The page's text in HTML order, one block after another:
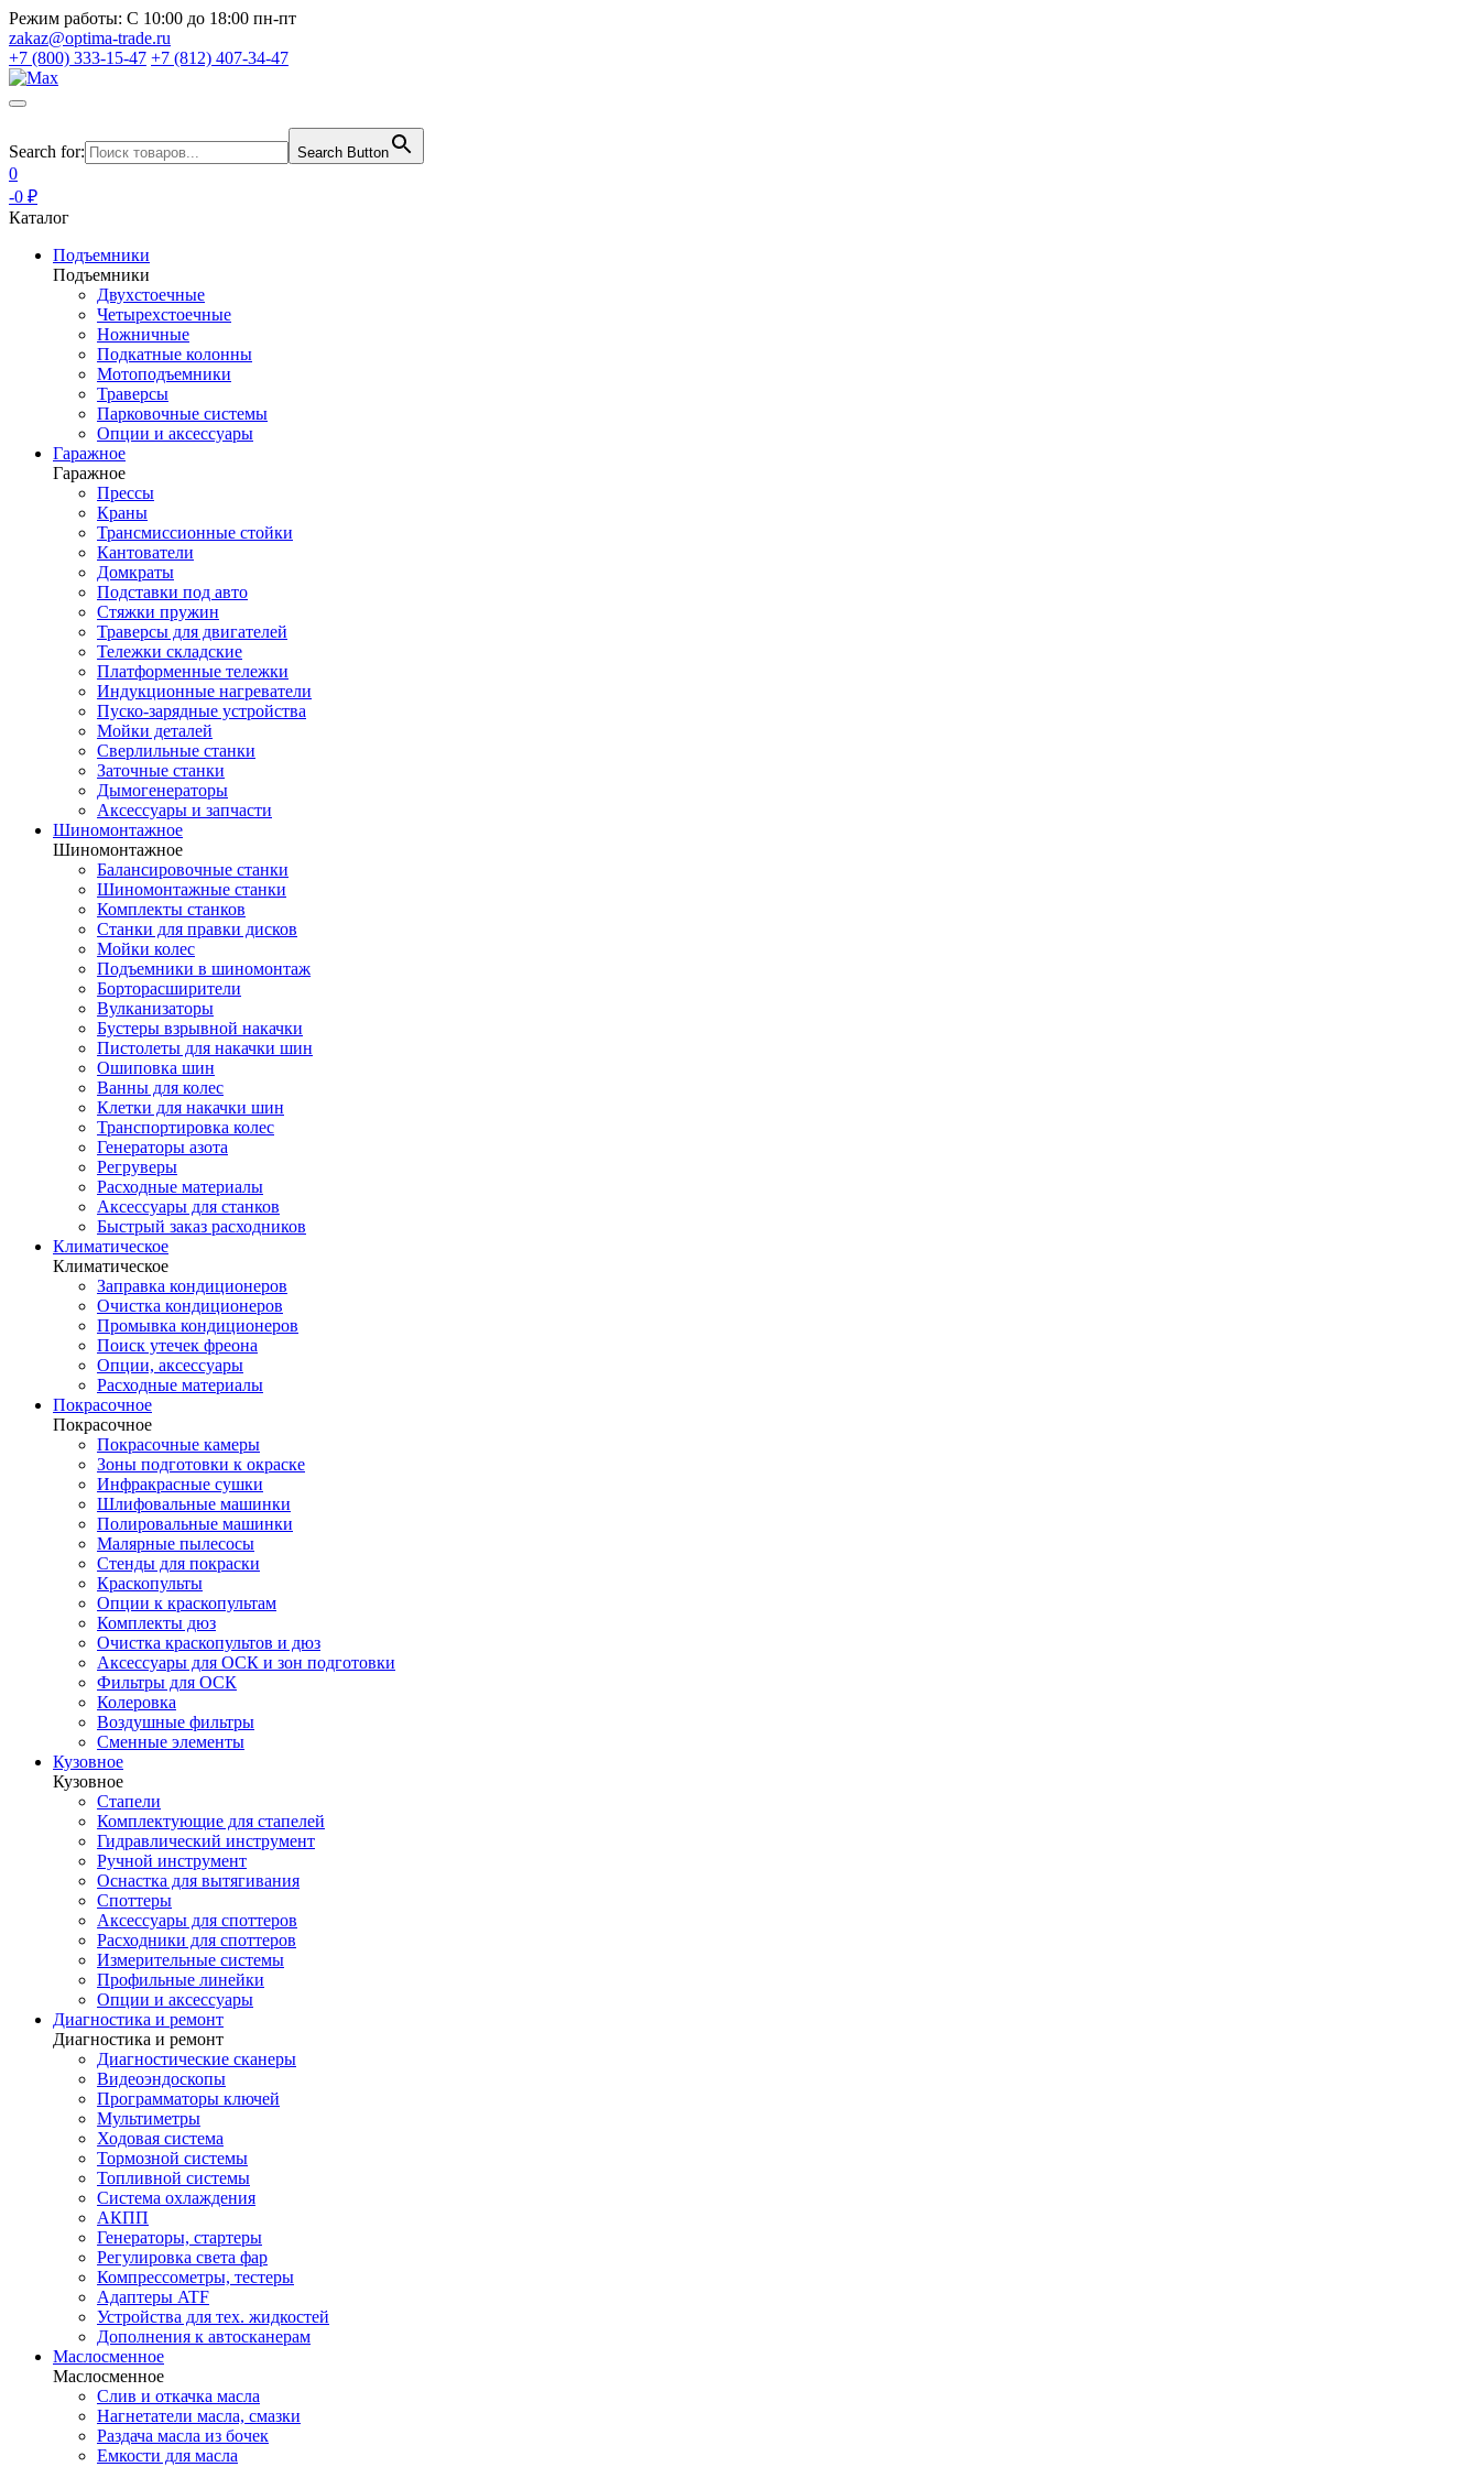
Режим работы: С 10:00 до 18:00 пн-пт
zakaz@optima-trade.ru
+7 (800) 333-15-47 +7 (812) 407-34-47
Search for: Search Button
0
-0 ₽
Каталог
Подъемники
Подъемники
Двухстоечные
Четырехстоечные
Ножничные
Подкатные колонны
Мотоподъемники
Траверсы
Парковочные системы
Опции и аксессуары
Гаражное
Гаражное
Прессы
Краны
Трансмиссионные стойки
Кантователи
Домкраты
Подставки под авто
Стяжки пружин
Траверсы для двигателей
Тележки складские
Платформенные тележки
Индукционные нагреватели
Пуско-зарядные устройства
Мойки деталей
Сверлильные станки
Заточные станки
Дымогенераторы
Аксессуары и запчасти
Шиномонтажное
Шиномонтажное
Балансировочные станки
Шиномонтажные станки
Комплекты станков
Станки для правки дисков
Мойки колес
Подъемники в шиномонтаж
Борторасширители
Вулканизаторы
Бустеры взрывной накачки
Пистолеты для накачки шин
Ошиповка шин
Ванны для колес
Клетки для накачки шин
Транспортировка колес
Генераторы азота
Регруверы
Расходные материалы
Аксессуары для станков
Быстрый заказ расходников
Климатическое
Климатическое
Заправка кондиционеров
Очистка кондиционеров
Промывка кондиционеров
Поиск утечек фреона
Опции, аксессуары
Расходные материалы
Покрасочное
Покрасочное
Покрасочные камеры
Зоны подготовки к окраске
Инфракрасные сушки
Шлифовальные машинки
Полировальные машинки
Малярные пылесосы
Стенды для покраски
Краскопульты
Опции к краскопультам
Комплекты дюз
Очистка краскопультов и дюз
Аксессуары для ОСК и зон подготовки
Фильтры для ОСК
Колеровка
Воздушные фильтры
Сменные элементы
Кузовное
Кузовное
Стапели
Комплектующие для стапелей
Гидравлический инструмент
Ручной инструмент
Оснастка для вытягивания
Споттеры
Аксессуары для споттеров
Расходники для споттеров
Измерительные системы
Профильные линейки
Опции и аксессуары
Диагностика и ремонт
Диагностика и ремонт
Диагностические сканеры
Видеоэндоскопы
Программаторы ключей
Мультиметры
Ходовая система
Тормозной системы
Топливной системы
Система охлаждения
АКПП
Генераторы, стартеры
Регулировка света фар
Компрессометры, тестеры
Адаптеры ATF
Устройства для тех. жидкостей
Дополнения к автосканерам
Маслосменное
Маслосменное
Слив и откачка масла
Нагнетатели масла, смазки
Раздача масла из бочек
Емкости для масла